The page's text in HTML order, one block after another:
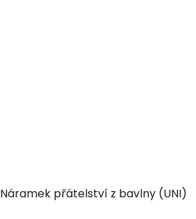
Náramek přátelství z bavlny (UNI)